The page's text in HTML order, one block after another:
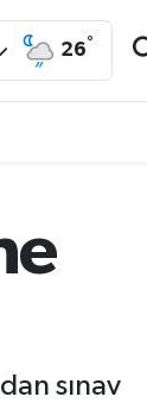
26°
sınav